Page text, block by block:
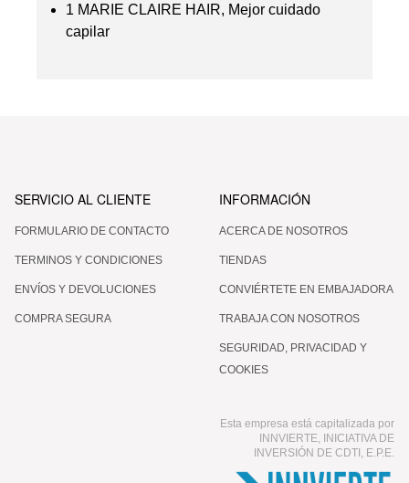
1 MARIE CLAIRE HAIR, Mejor cuidado
capilar
SERVICIO AL CLIENTE
FORMULARIO DE CONTACTO
TERMINOS Y CONDICIONES
ENVÍOS Y DEVOLUCIONES
COMPRA SEGURA
INFORMACIÓN
ACERCA DE NOSOTROS
TIENDAS
CONVIÉRTETE EN EMBAJADORA
TRABAJA CON NOSOTROS
SEGURIDAD, PRIVACIDAD Y
COOKIES
Esta empresa está capitalizada por
INNVIERTE, INICIATIVA DE
INVERSIÓN DE CDTI, E.P.E.